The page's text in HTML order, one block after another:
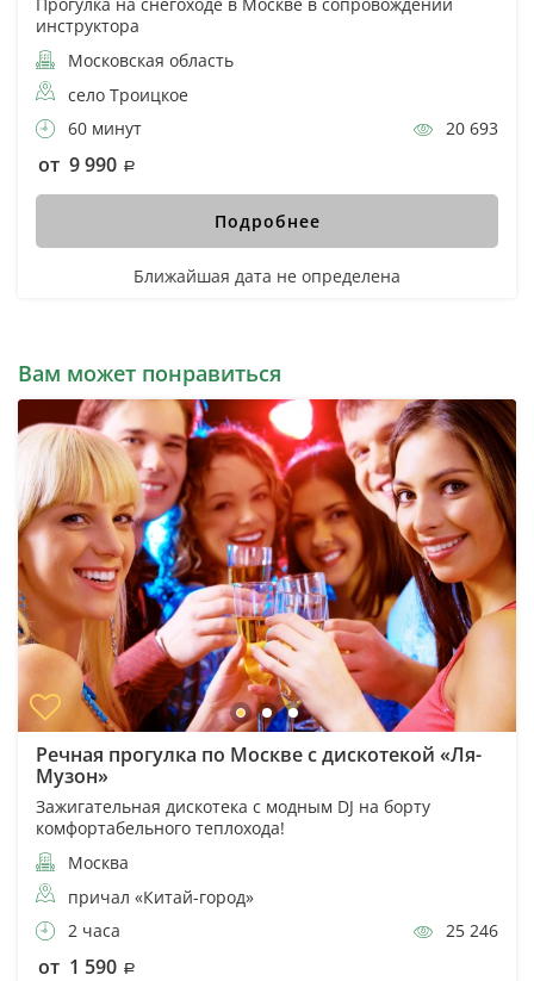
инструктора
Московская область
село Троицкое
60 минут
20 693
от 9 990
Подробнее
Ближайшая дата не определена
Вам может понравиться
Речная прогулка по Москве с дискотекой «Ля-
Музон»
Зажигательная дискотека с модным DJ на борту
комфортабельного теплохода!
Москва
причал «Китай-город»
2 часа
25 246
от 1 590